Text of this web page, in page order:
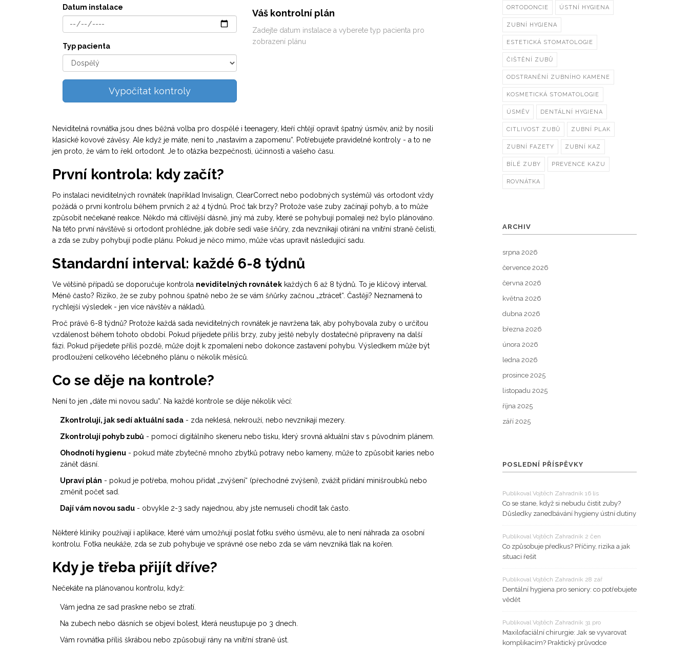
Datum instalace
Typ pacienta
Vypočítat kontroly
Váš kontrolní plán
Zadejte datum instalace a vyberete typ pacienta pro
zobrazení plánu
Neviditelná rovnátka jsou dnes běžná volba pro dospělé i teenagery, kteří chtějí opravit špatný úsměv, aniž by nosili
klasické kovové závěsy. Ale když je máte, není to „nastavím a zapomenu“. Potřebujete pravidelné kontroly - a to ne
jen proto, že vám to řekl ortodont. Je to otázka bezpečnosti, účinnosti a vašeho času.
První kontrola: kdy začít?
Po instalaci neviditelných rovnátek (například Invisalign, ClearCorrect nebo podobných systémů) vás ortodont vždy
požádá o první kontrolu během prvních 2 až 4 týdnů. Proč tak brzy? Protože vaše zuby začínají pohyb, a to může
způsobit nečekané reakce. Někdo má citlivější dásně, jiný má zuby, které se pohybují pomaleji než bylo plánováno.
Na této první návštěvě si ortodont prohlédne, jak dobře sedí vaše šňůry, zda nevznikají otírání na vnitřní straně čelisti,
a zda se zuby pohybují podle plánu. Pokud je něco mimo, může včas upravit následující sadu.
Standardní interval: každé 6-8 týdnů
Ve většině případů se doporučuje kontrola neviditelných rovnátek každých 6 až 8 týdnů. To je klíčový interval.
Méně často? Riziko, že se zuby pohnou špatně nebo že se vám šňůrky začnou „ztrácet“. Častěji? Neznamená to
rychlejší výsledek - jen více návštěv a nákladů.
Proč právě 6-8 týdnů? Protože každá sada neviditelných rovnátek je navržena tak, aby pohybovala zuby o určitou
vzdálenost během tohoto období. Pokud přijedete příliš brzy, zuby ještě nebyly dostatečně připraveny na další
fázi. Pokud přijedete příliš pozdě, může dojít k zpomalení nebo dokonce zastavení pohybu. Výsledkem může být
prodloužení celkového léčebného plánu o několik měsíců.
Co se děje na kontrole?
Není to jen „dáte mi novou sadu“. Na každé kontrole se děje několik věcí:
Zkontrolují, jak sedí aktuální sada - zda neklesá, nekrouží, nebo nevznikají mezery.
Zkontrolují pohyb zubů - pomocí digitálního skeneru nebo tisku, který srovná aktuální stav s původním plánem.
Ohodnotí hygienu - pokud máte zbytečně mnoho zbytků potravy nebo kameny, může to způsobit karies nebo
zánět dásní.
Upraví plán - pokud je potřeba, mohou přidat „zvýšení“ (přechodné zvýšení), zvážit přidání minišroubků nebo
změnit počet sad.
Dají vám novou sadu - obvykle 2-3 sady najednou, aby jste nemuseli chodit tak často.
Některé kliniky používají i aplikace, které vám umožňují poslat fotku svého úsměvu, ale to není náhrada za osobní
kontrolu. Fotka neukáže, zda se zub pohybuje ve správné ose nebo zda se vám nevzniká tlak na kořen.
Kdy je třeba přijít dříve?
Nečekáte na plánovanou kontrolu, když:
Vám jedna ze sad praskne nebo se ztratí.
Na zubech nebo dásních se objeví bolest, která neustupuje po 3 dnech.
Vám rovnátka příliš škrábou nebo způsobují rány na vnitřní straně úst.
ORTODONCIE ÚSTNÍ HYGIENA
ZUBNÍ HYGIENA
ESTETICKÁ STOMATOLOGIE
ČIŠTĚNÍ ZUBŮ
ODSTRANĚNÍ ZUBNÍHO KAMENE
KOSMETICKÁ STOMATOLOGIE
ÚSMĚV DENTÁLNÍ HYGIENA
CITLIVOST ZUBŮ ZUBNÍ PLAK
ZUBNÍ FAZETY ZUBNÍ KAZ
BÍLÉ ZUBY PREVENCE KAZU
ROVNÁTKA
ARCHIV
srpna 2026
července 2026
června 2026
května 2026
dubna 2026
března 2026
února 2026
ledna 2026
prosince 2025
listopadu 2025
října 2025
září 2025
POSLEDNÍ PŘÍSPĚVKY
Publikoval Vojtěch Zahradník 16 lis
Co se stane, když si nebudu čistit zuby?
Důsledky zanedbávání hygieny ústní dutiny
Publikoval Vojtěch Zahradník 2 čen
Co způsobuje předkus? Příčiny, rizika a jak
situaci řešit
Publikoval Vojtěch Zahradník 28 zář
Dentální hygiena pro seniory: co potřebujete
vědět
Publikoval Vojtěch Zahradník 31 pro
Maxilofaciální chirurgie: Jak se vyvarovat
komplikacím? Praktický průvodce